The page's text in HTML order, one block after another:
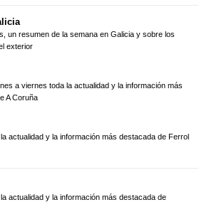
un resumen de la semana en Galicia y sobre los
exterior
a viernes toda la actualidad y la información más
A Coruña
actualidad y la información más destacada de Ferrol
actualidad y la información más destacada de